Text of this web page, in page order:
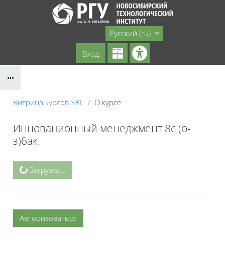
Перейти к основному содержанию
Русский ‎(ru)‎
Вход
Витрина курсов 3KL О курсе
Инновационный менеджмент 8с (о-
з)бак.
Блоки
Загрузка...
Авторизоваться